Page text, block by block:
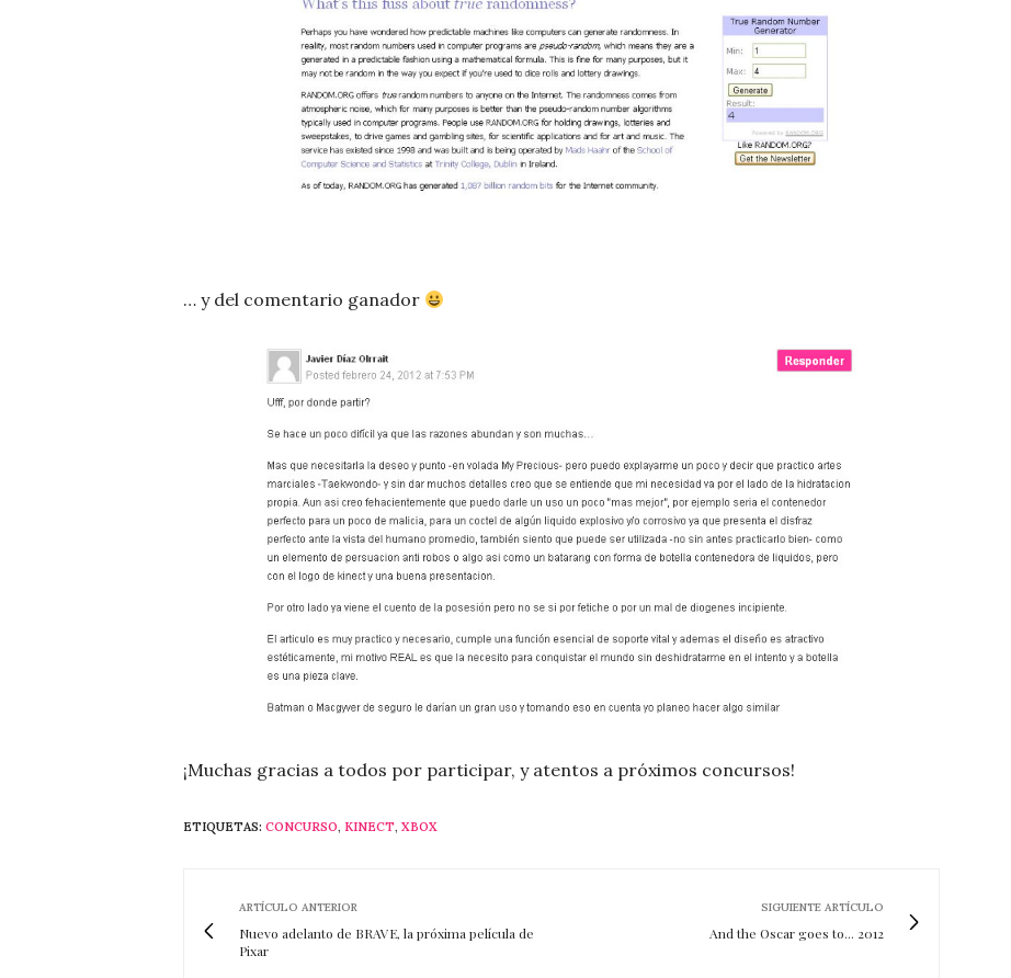
… y del comentario ganador
¡Muchas gracias a todos por participar, y atentos a próximos concursos!
ETIQUETAS: CONCURSO, KINECT, XBOX
ARTÍCULO ANTERIOR
Nuevo adelanto de BRAVE, la próxima película de
Pixar
SIGUIENTE ARTÍCULO
And the Oscar goes to... 2012